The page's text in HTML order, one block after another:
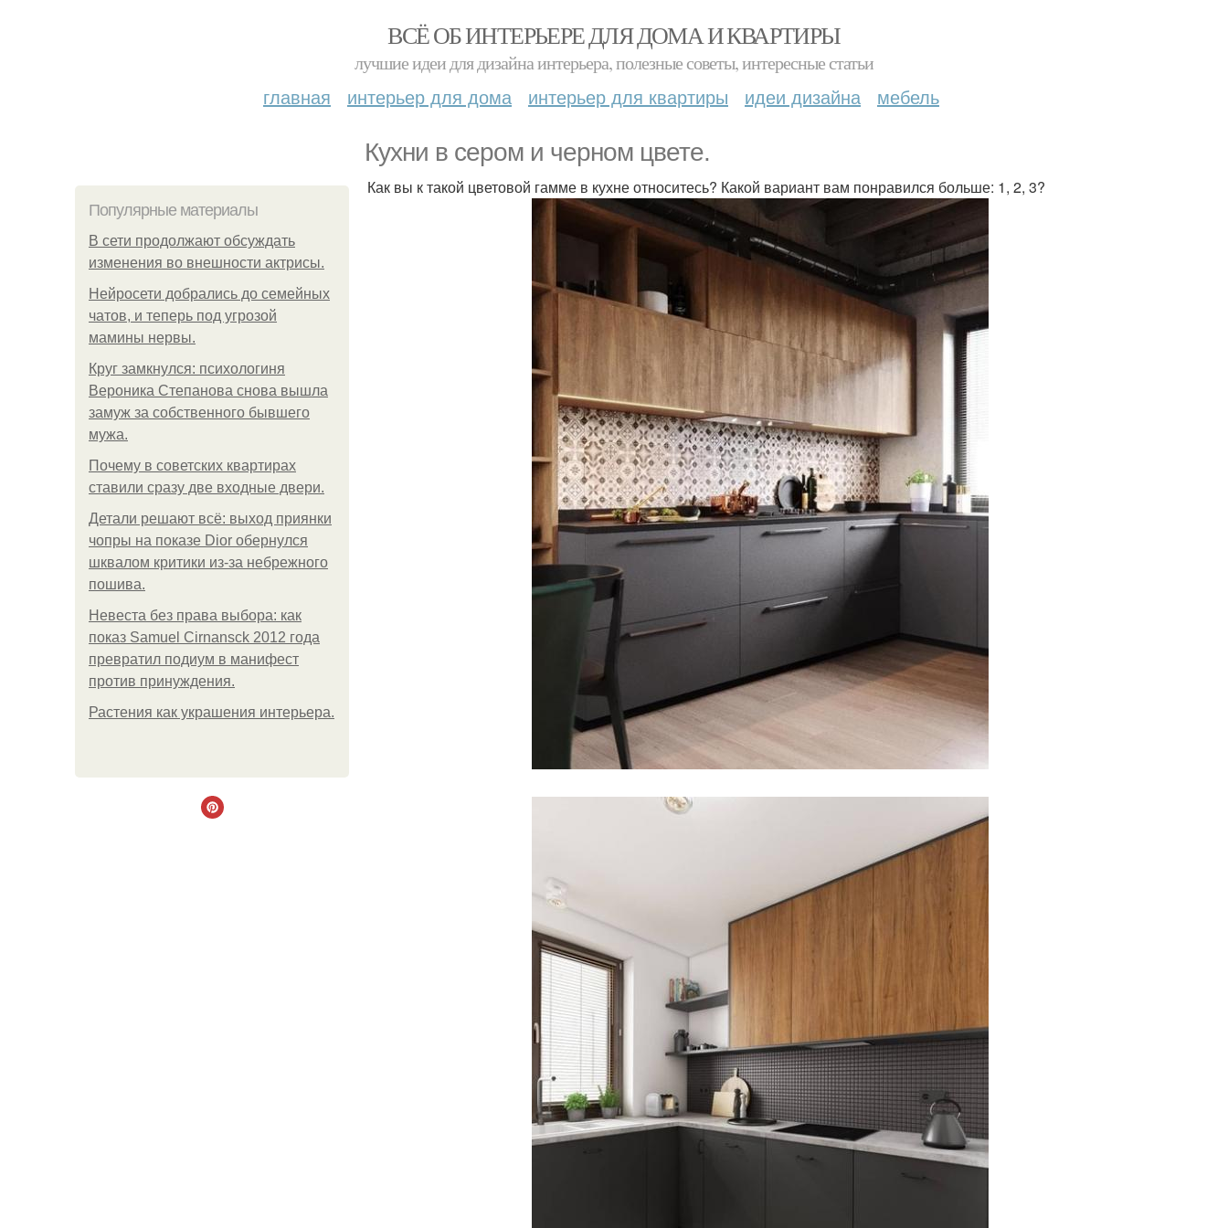
ВСЁ ОБ ИНТЕРЬЕРЕ ДЛЯ ДОМА И КВАРТИРЫ
лучшие идеи для дизайна интерьера, полезные советы, интересные статьи
главная интерьер для дома интерьер для квартиры идеи дизайна мебель
Кухни в сером и черном цвете.
Популярные материалы
В сети продолжают обсуждать
изменения во внешности актрисы.
Нейросети добрались до семейных
чатов, и теперь под угрозой
мамины нервы.
Круг замкнулся: психологиня
Вероника Степанова снова вышла
замуж за собственного бывшего
мужа.
Почему в советских квартирах
ставили сразу две входные двери.
Детали решают всё: выход приянки
чопры на показе Dior обернулся
шквалом критики из-за небрежного
пошива.
Невеста без права выбора: как
показ Samuel Cirnansck 2012 года
превратил подиум в манифест
против принуждения.
Растения как украшения интерьера.
Как вы к такой цветовой гамме в кухне относитесь? Какой вариант вам понравился больше: 1, 2, 3?